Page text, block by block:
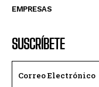
EMPRESAS
SUSCRÍBETE